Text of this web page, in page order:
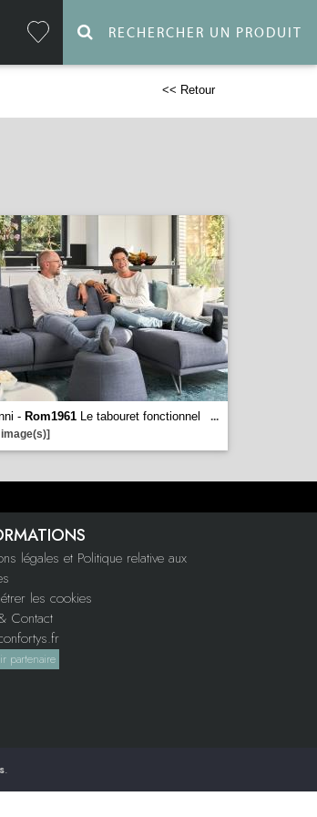
RECHERCHER UN PRODUIT
<< Retour
- Rom1961 Le tabouret fonctionnel
...
image(s)]
légales et Politique relative aux
les cookies
Contact
partenaire
.